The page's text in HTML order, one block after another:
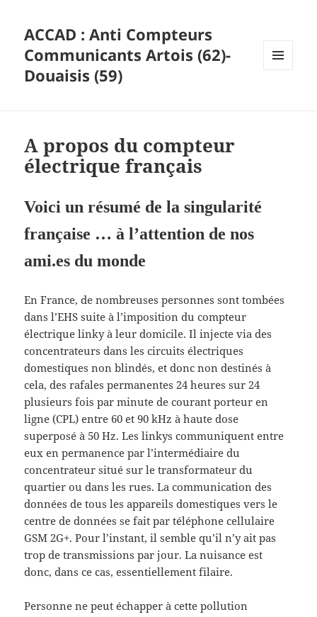
ACCAD : Anti Compteurs
Communicants Artois (62)-
Douaisis (59)
A propos du compteur
électrique français
Voici un résumé de la singularité
française … à l’attention de nos
ami.es du monde
En France, de nombreuses personnes sont tombées
dans l’EHS suite à l’imposition du compteur
électrique linky à leur domicile. Il injecte via des
concentrateurs dans les circuits électriques
domestiques non blindés, et donc non destinés à
cela, des rafales permanentes 24 heures sur 24
plusieurs fois par minute de courant porteur en
ligne (CPL) entre 60 et 90 kHz à haute dose
superposé à 50 Hz. Les linkys communiquent entre
eux en permanence par l’intermédiaire du
concentrateur situé sur le transformateur du
quartier ou dans les rues. La communication des
données de tous les appareils domestiques vers le
centre de données se fait par téléphone cellulaire
GSM 2G+. Pour l’instant, il semble qu’il n’y ait pas
trop de transmissions par jour. La nuisance est
donc, dans ce cas, essentiellement filaire.
Personne ne peut échapper à cette pollution